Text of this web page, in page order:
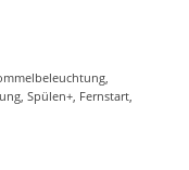
Spülen+, Fernstart,